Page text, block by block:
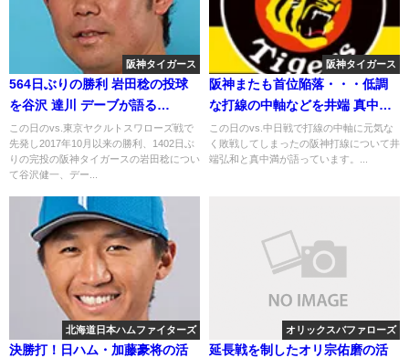
阪神タイガース
564日ぶりの勝利 岩田稔の投球
を谷沢 達川 デーブが語る
2019.4.18
この日のvs.東京ヤクルトスワローズ戦で
先発し2017年10月以来の勝利、1402日ぶ
りの完投の阪神タイガースの岩田稔につい
て谷沢健一、デー...
阪神タイガース
阪神またも首位陥落・・・低調
な打線の中軸などを井端 真中が
語る
この日のvs.中日戦で打線の中軸に元気な
く敗戦してしまったの阪神打線について井
端弘和と真中満が語っています。...
北海道日本ハムファイターズ
決勝打！日ハム・加藤豪将の活
オリックスバファローズ
延長戦を制したオリ宗佑磨の活